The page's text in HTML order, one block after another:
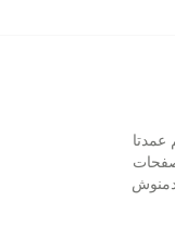
عمدتا
صفحات
دمنوش